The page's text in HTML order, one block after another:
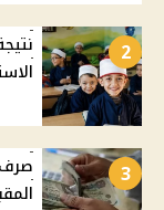
2
3